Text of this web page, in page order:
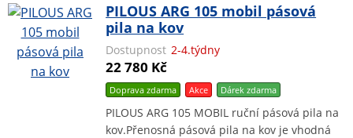
PILOUS ARG 105 mobil pásová
pila na kov
Dostupnost 2-4.týdny
22 780 Kč
Doprava zdarma Akce Dárekzdarma
PILOUS ARG 105 MOBIL ruční pásová pila na
kov.Přenosná pásová pila na kov je vhodná